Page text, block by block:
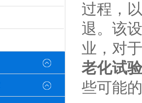
过程，
退。该
业，对
老化试
些可能